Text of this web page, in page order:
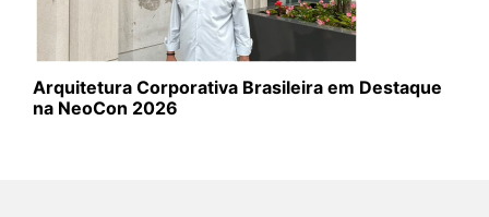
Arquitetura Corporativa Brasileira em Destaque
na NeoCon 2026